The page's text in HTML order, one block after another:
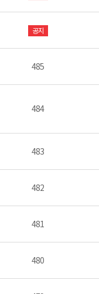
공지
485
484
483
482
481
480